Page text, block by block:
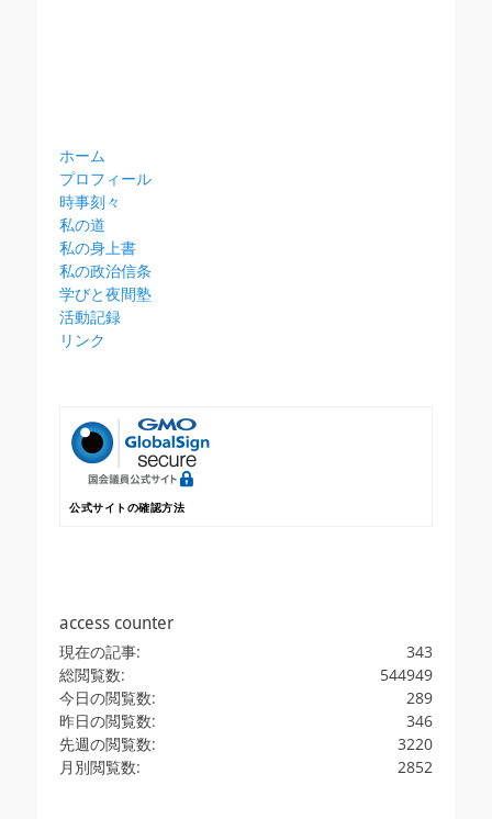
ホーム
プロフィール
時事刻々
私の道
私の身上書
私の政治信条
学びと夜間塾
活動記録
リンク
公式サイトの確認方法
access counter
343
現在の記事:
544949
総閲覧数:
289
今日の閲覧数:
346
昨日の閲覧数:
3220
先週の閲覧数:
2852
月別閲覧数: